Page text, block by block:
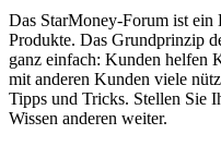
Das StarMoney-Forum ist ein
Produkte. Das Grundprinzip
ganz einfach: Kunden helfen
mit anderen Kunden viele
Tipps und Tricks. Stellen Sie
Wissen anderen weiter.